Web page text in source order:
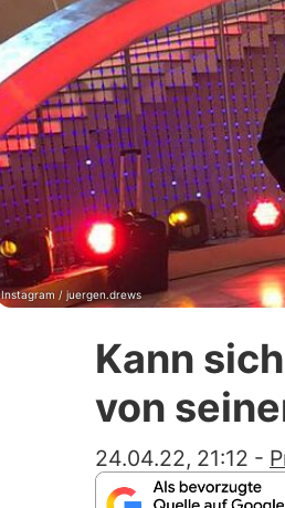
Instagram / juergen.drews
Kann
von
24.04.22, 21:12 -